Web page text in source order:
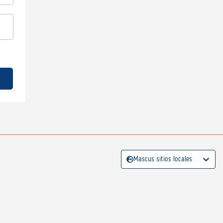
Mascus sitios locales